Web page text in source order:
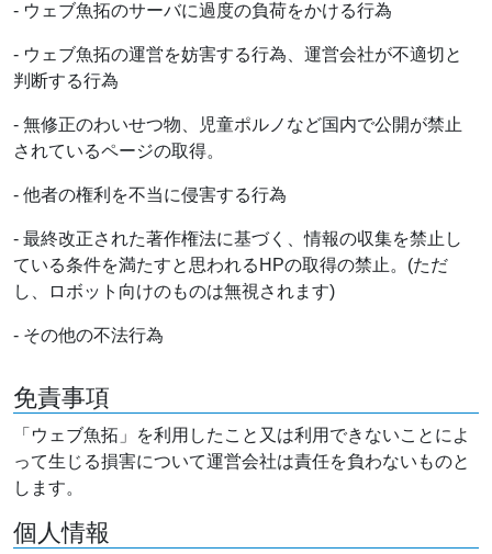
- ウェブ魚拓のサーバに過度の負荷をかける行為
- ウェブ魚拓の運営を妨害する行為、運営会社が不適切と
判断する行為
- 無修正のわいせつ物、児童ポルノなど国内で公開が禁止
されているページの取得。
- 他者の権利を不当に侵害する行為
- 最終改正された著作権法に基づく、情報の収集を禁止し
ている条件を満たすと思われるHPの取得の禁止。(ただ
し、ロボット向けのものは無視されます)
- その他の不法行為
免責事項
「ウェブ魚拓」を利用したこと又は利用できないことによ
って生じる損害について運営会社は責任を負わないものと
します。
個人情報